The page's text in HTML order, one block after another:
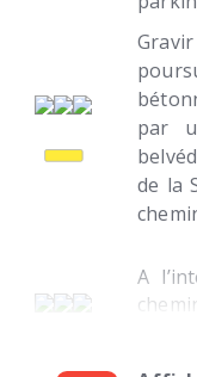
par
de la
A